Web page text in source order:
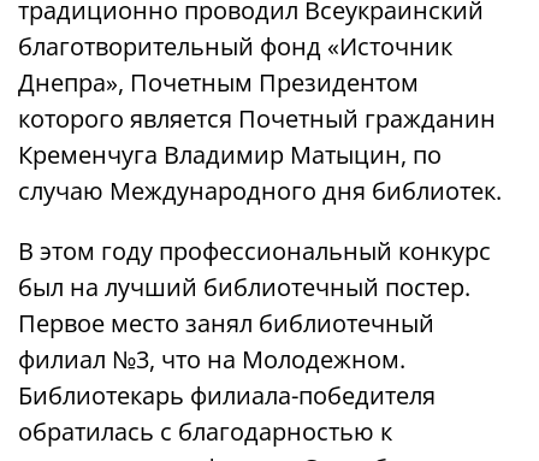
традиционно проводил Всеукраинский
благотворительный фонд «Источник
Днепра», Почетным Президентом
которого является Почетный гражданин
Кременчуга Владимир Матыцин, по
случаю Международного дня библиотек.
В этом году профессиональный конкурс
был на лучший библиотечный постер.
Первое место занял библиотечный
филиал №3, что на Молодежном.
Библиотекарь филиала-победителя
обратилась с благодарностью к